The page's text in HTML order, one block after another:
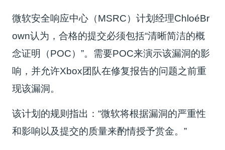
微软安全响应中心（MSRC）计划经理ChloéBr
own认为，合格的提交必须包括“清晰简洁的概
念证明（POC）”。需要POC来演示该漏洞的影
响，并允许Xbox团队在修复报告的问题之前重
现该漏洞。
该计划的规则指出：“微软将根据漏洞的严重性
和影响以及提交的质量来酌情授予赏金。”